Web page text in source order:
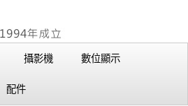
攝影機 數位顯示
配件